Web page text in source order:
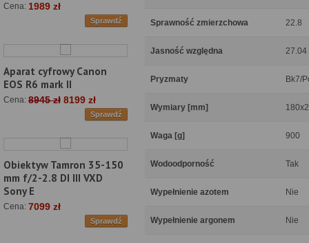
Cena: 1989 zł
Sprawdź
Aparat cyfrowy Canon
EOS R6 mark II
Cena: 8945 zł 8199 zł
Sprawdź
Obiektyw Tamron 35-150
mm f/2-2.8 DI III VXD
Sony E
Cena: 7099 zł
Sprawdź
Sprawność zmierzchowa 22.8
Jasność względna 27.04
Pryzmaty Bk7/
Wymiary [mm]
Waga [g] 900
Wodoodporność Tak
Wypełnienie azotem Nie
Wypełnienie argonem Nie